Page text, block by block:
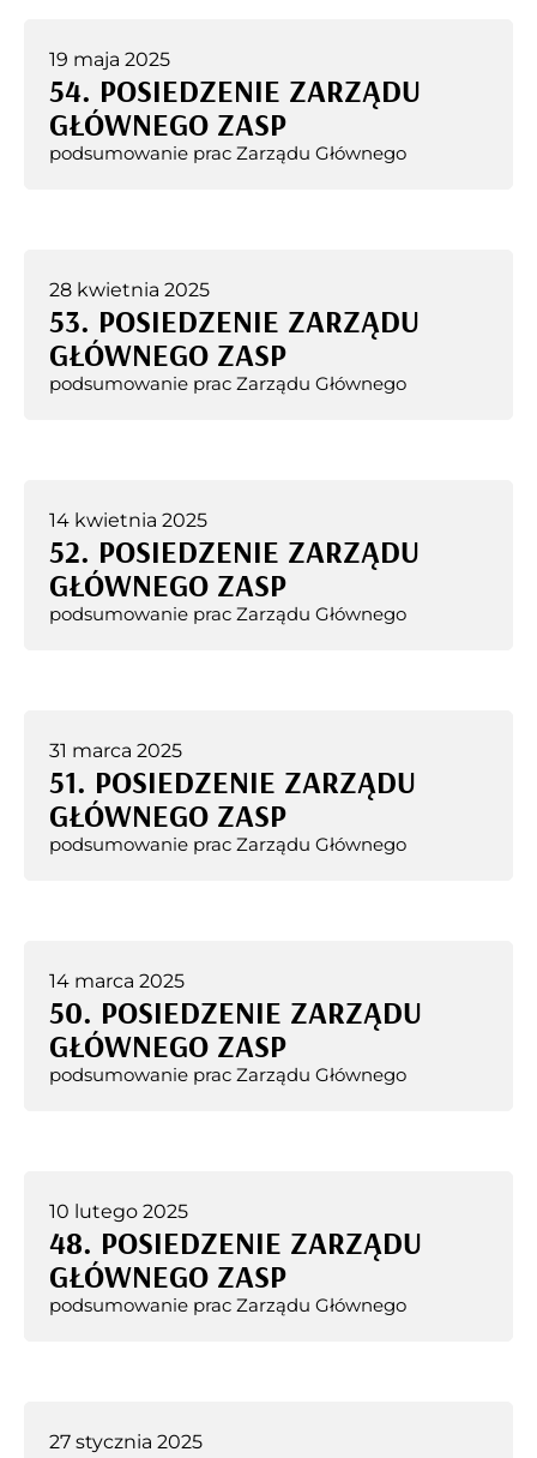
19 maja 2025
54. POSIEDZENIE ZARZĄDU
GŁÓWNEGO ZASP
podsumowanie prac Zarządu Głównego
28 kwietnia 2025
53. POSIEDZENIE ZARZĄDU
GŁÓWNEGO ZASP
podsumowanie prac Zarządu Głównego
14 kwietnia 2025
52. POSIEDZENIE ZARZĄDU
GŁÓWNEGO ZASP
podsumowanie prac Zarządu Głównego
31 marca 2025
51. POSIEDZENIE ZARZĄDU
GŁÓWNEGO ZASP
podsumowanie prac Zarządu Głównego
14 marca 2025
50. POSIEDZENIE ZARZĄDU
GŁÓWNEGO ZASP
podsumowanie prac Zarządu Głównego
10 lutego 2025
48. POSIEDZENIE ZARZĄDU
GŁÓWNEGO ZASP
podsumowanie prac Zarządu Głównego
27 stycznia 2025